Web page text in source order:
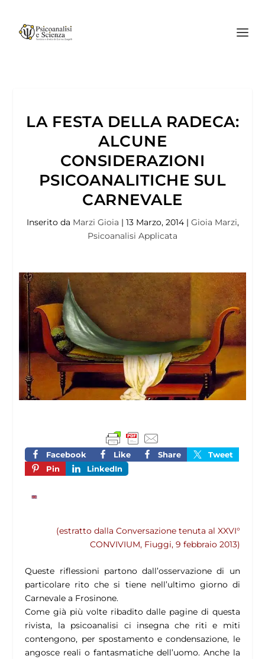
LA FESTA DELLA RADECA:
ALCUNE
CONSIDERAZIONI
PSICOANALITICHE SUL
CARNEVALE
Inserito da Marzi Gioia | 13 Marzo, 2014| Gioia Marzi,
Psicoanalisi Applicata
Facebook Like Share
Tweet
Pin
LinkedIn
(estratto dalla Conversazione tenuta al XXVI°
CONVIVIUM, Fiuggi, 9 febbraio 2013)
Queste riflessioni partono dall’osservazione di un
particolare rito che si tiene nell’ultimo giorno di
Carnevale a Frosinone.
Come già più volte ribadito dalle pagine di questa
rivista, la psicoanalisi ci insegna che riti e miti
contengono, per spostamento e condensazione, le
angosce reali o fantasmatiche dell’uomo. Anche la